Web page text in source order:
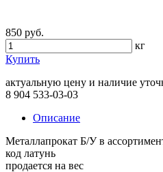
850 руб.
кг
Купить
актуальную цену и наличие
8 904 533-03-03
Описание
Металлапрокат Б/У в
код латунь
продается на вес